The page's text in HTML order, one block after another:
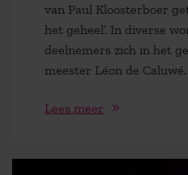
van Paul Kloosterboer
het geheel’. In diverse
deelnemers zich in het
meester Léon de Caluwé.
Lees meer